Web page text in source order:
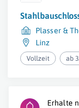
Plasser &
Linz
Vollzeit ab
Erhalte